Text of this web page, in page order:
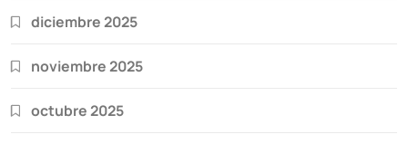
diciembre 2025
noviembre 2025
octubre 2025